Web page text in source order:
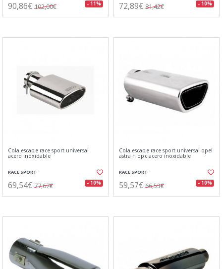
90,86€ 102,00€ - 11% 72,89€ 81,42€ - 10%
Cola escape race sport universal
acero inoxidable
RACE SPORT
69,54€ 77,67€ - 10%
Cola escape race sport universal opel
astra h opc acero inoxidable
RACE SPORT
59,57€ 66,53€ - 10%